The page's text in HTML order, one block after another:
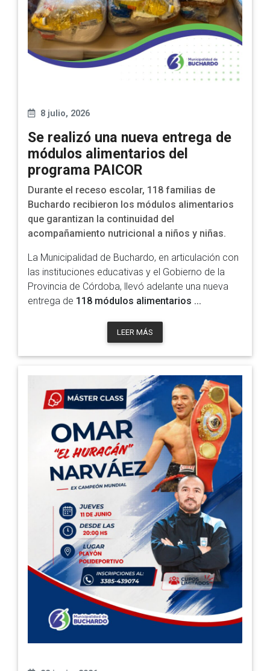
8 julio, 2026
Se realizó una nueva entrega de
módulos alimentarios del
programa PAICOR
Durante el receso escolar, 118 familias de
Buchardo recibieron los módulos alimentarios
que garantizan la continuidad del
acompañamiento nutricional a niños y niñas.
La Municipalidad de Buchardo, en articulación con
las instituciones educativas y el Gobierno de la
Provincia de Córdoba, llevó adelante una nueva
entrega de 118 módulos alimentarios ...
LEER MÁS